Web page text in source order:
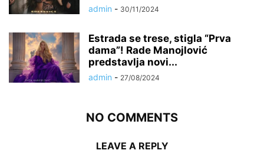
admin - 30/11/2024
Estrada se trese, stigla “Prva
dama”! Rade Manojlović
predstavlja novi...
admin - 27/08/2024
NO COMMENTS
LEAVE A REPLY